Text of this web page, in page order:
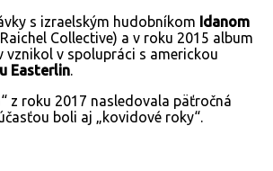
s izraelským hudobníkom Idanom
Collective) a v roku 2015 album
vznikol v spolupráci s americkou
Easterlin.
z roku 2017 nasledovala päťročná
boli aj „kovidové roky“.